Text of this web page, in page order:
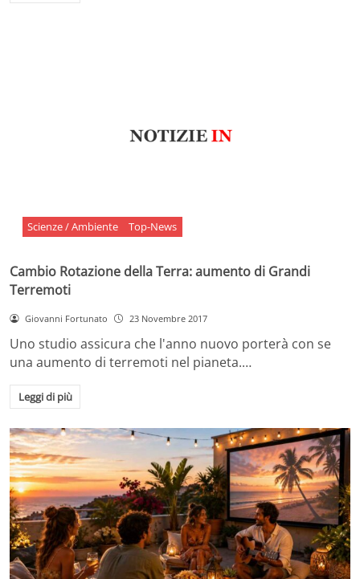
Scienze / Ambiente Top-News
Cambio Rotazione della Terra: aumento di Grandi
Terremoti
Giovanni Fortunato 23 Novembre 2017
Uno studio assicura che l'anno nuovo porterà con se
una aumento di terremoti nel pianeta.…
Leggi di più